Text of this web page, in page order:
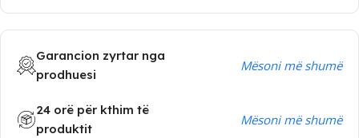
Garancion zyrtar nga
prodhuesi
Mësoni më shumë
24 orë për kthim të
produktit
Mësoni më shumë